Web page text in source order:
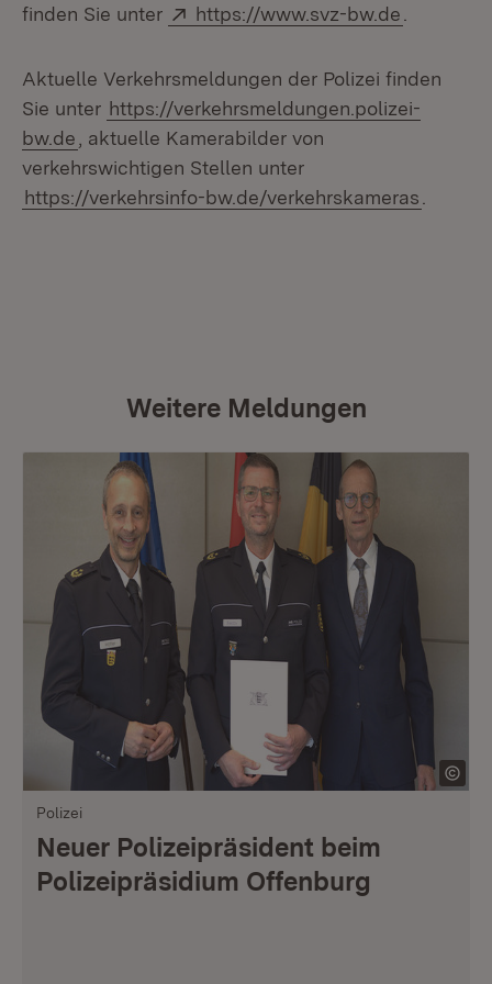
finden Sie unter Extern:
https://www.svz-bw.de
Aktuelle Verkehrsmeldungen der Polizei finden
Sie unter https://verkehrsmeldungen.polizei-
bw.de
, aktuelle Kamerabilder von
verkehrswichtigen Stellen unter
https://verkehrsinfo-bw.de/verkehrskameras
Weitere Meldungen
Polizei
Neuer Polizeipräsident beim
Polizeipräsidium Offenburg